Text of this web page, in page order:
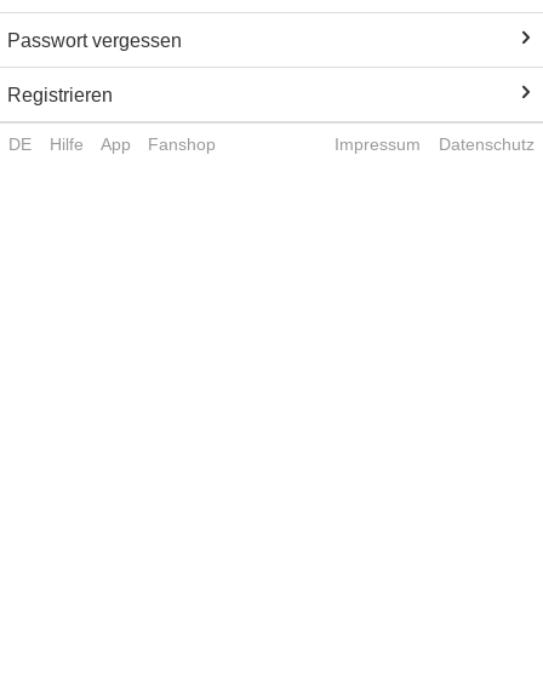
Passwort vergessen
Registrieren
DE Hilfe App Fanshop Impressum Datenschutz